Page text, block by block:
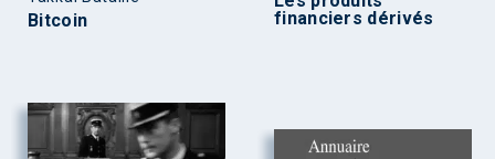
Bitcoin
financiers dérivés